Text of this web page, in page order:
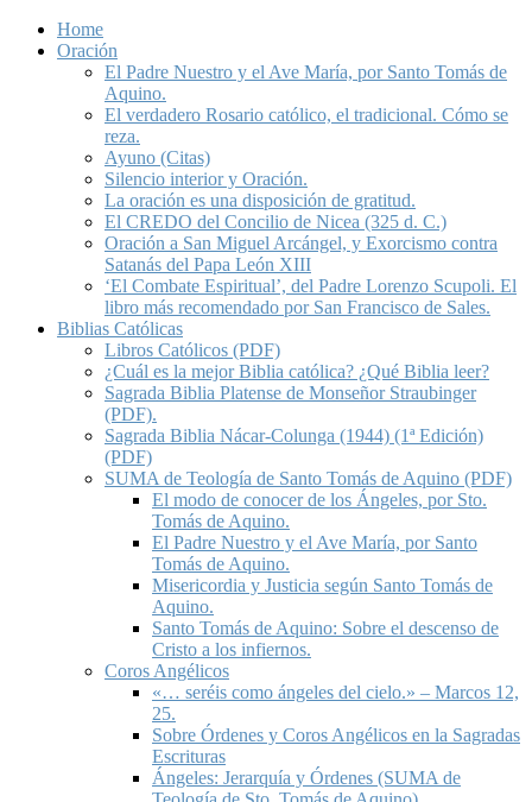
Home
Oración
El Padre Nuestro y el Ave María, por Santo Tomás de
Aquino.
El verdadero Rosario católico, el tradicional. Cómo se
reza.
Ayuno (Citas)
Silencio interior y Oración.
La oración es una disposición de gratitud.
El CREDO del Concilio de Nicea (325 d. C.)
Oración a San Miguel Arcángel, y Exorcismo contra
Satanás del Papa León XIII
‘El Combate Espiritual’, del Padre Lorenzo Scupoli. El
libro más recomendado por San Francisco de Sales.
Biblias Católicas
Libros Católicos (PDF)
¿Cuál es la mejor Biblia católica? ¿Qué Biblia leer?
Sagrada Biblia Platense de Monseñor Straubinger
(PDF).
Sagrada Biblia Nácar-Colunga (1944) (1ª Edición)
(PDF)
SUMA de Teología de Santo Tomás de Aquino (PDF)
El modo de conocer de los Ángeles, por Sto.
Tomás de Aquino.
El Padre Nuestro y el Ave María, por Santo
Tomás de Aquino.
Misericordia y Justicia según Santo Tomás de
Aquino.
Santo Tomás de Aquino: Sobre el descenso de
Cristo a los infiernos.
Coros Angélicos
«… seréis como ángeles del cielo.» – Marcos 12,
25.
Sobre Órdenes y Coros Angélicos en la Sagradas
Escrituras
Ángeles: Jerarquía y Órdenes (SUMA de